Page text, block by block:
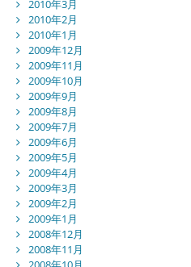
2010年3月
2010年2月
2010年1月
2009年12月
2009年11月
2009年10月
2009年9月
2009年8月
2009年7月
2009年6月
2009年5月
2009年4月
2009年3月
2009年2月
2009年1月
2008年12月
2008年11月